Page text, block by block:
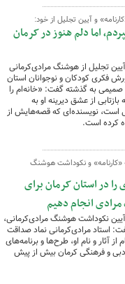
و آیین تجلیل از خود:
اما دلم هنوز در کرمان
آیین تجلیل از هوشنگ مرادی‌کرمانی
فکری کودکان و نوجوانان استان
صمیمی به گذشته گفت: «خانه‌ام را
از عشق دیرینه او به
است، نویسنده‌ای که قصه‌هایش از
کرده است.
«کارنامه» و نکوداشت هوشنگ
را در استان کرمان برای
انجام دهیم
آیین نکوداشت هوشنگ مرادی‌کرمانی،
استاد مرادی‌کرمانی نماد صداقت
آثار و نام او، طرح‌ها و برنامه‌های
و فرهنگی کرمان بیش از پیش